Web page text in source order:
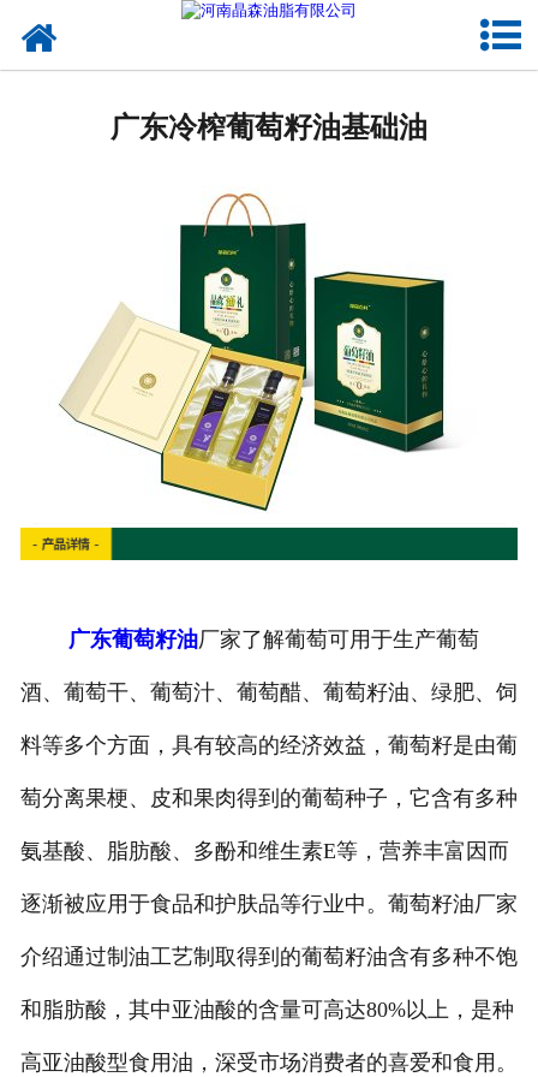
广东来料代工
广东冷榨葡萄籽油基础油
广东葡萄籽油厂家了解葡萄可用于生产葡萄
酒、葡萄干、葡萄汁、葡萄醋、葡萄籽油、绿肥、饲
料等多个方面，具有较高的经济效益，葡萄籽是由葡
萄分离果梗、皮和果肉得到的葡萄种子，它含有多种
氨基酸、脂肪酸、多酚和维生素E等，营养丰富因而
逐渐被应用于食品和护肤品等行业中。葡萄籽油厂家
介绍通过制油工艺制取得到的葡萄籽油含有多种不饱
和脂肪酸，其中亚油酸的含量可高达80%以上，是种
高亚油酸型食用油，深受市场消费者的喜爱和食用。